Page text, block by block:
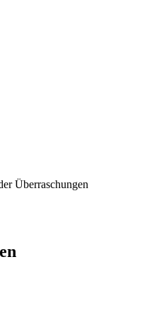
Überraschungen